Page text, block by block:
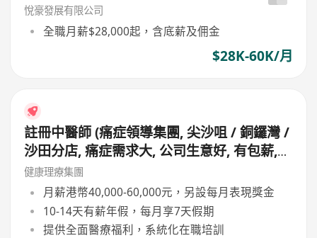
悅豪發展有限公司
全職月薪$28,000起，含底薪及佣金
$28K-60K/月
註冊中醫師 (痛症領導集團, 尖沙咀 / 銅鑼灣 /
沙田分店, 痛症需求大, 公司生意好, 有包薪,
無需走鋪, 主力問診, 無需落針及銷售)
健康理療集團
月薪港幣40,000-60,000元，另設每月表現獎金
10-14天有薪年假，每月享7天假期
提供全面醫療福利，系統化在職培訓